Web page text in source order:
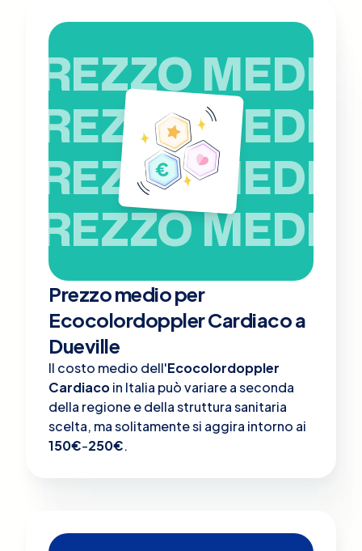
PREZZO MEDIO
PREZZO MEDIO
PREZZO MEDIO
PREZZO MEDIO
Prezzo medio per
Ecocolordoppler Cardiaco a
Dueville
Il costo medio dell'Ecocolordoppler
Cardiacoin Italia può variare a seconda
della regione e della struttura sanitaria
scelta, ma solitamente si aggira intorno ai
150€-250€.